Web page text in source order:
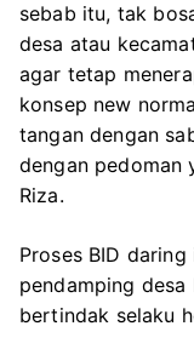
sebab itu, tak
desa atau
agar tetap
konsep new
tangan dengan
dengan pedoman
Riza.
Proses BID
pendamping desa
bertindak selaku